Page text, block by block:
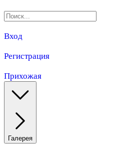
Вход
Регистрация
Прихожая
Галерея